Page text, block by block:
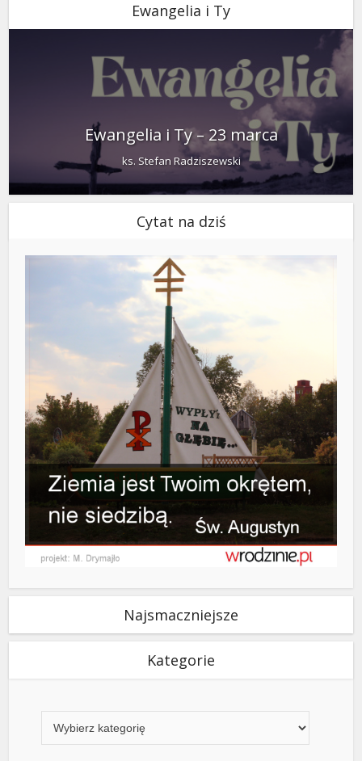
Ewangelia i Ty
Ewangelia i Ty – 23 marca
ks. Stefan Radziszewski
Cytat na dziś
Najsmaczniejsze
Kategorie